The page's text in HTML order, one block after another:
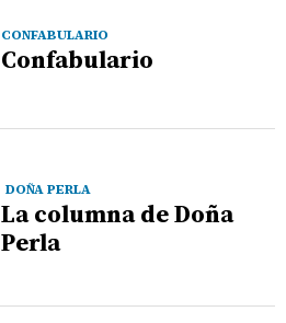
CONFABULARIO
Confabulario
DOÑA PERLA
La columna de Doña
Perla